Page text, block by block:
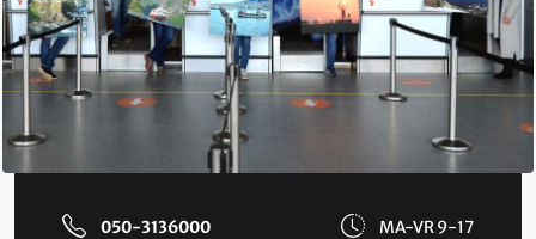
050-3136000 MA-VR 9-17